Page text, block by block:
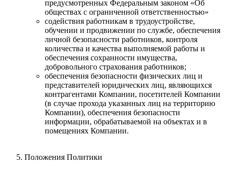
предусмотренных Федеральным законом «Об
обществах с ограниченной ответственностью»
содействия работникам в трудоустройстве,
обучении и продвижении по службе, обеспечения
личной безопасности работников, контроля
количества и качества выполняемой работы и
обеспечения сохранности имущества,
добровольного страхования работников;
обеспечения безопасности физических лиц и
представителей юридических лиц, являющихся
контрагентами Компании, посетителей Компании
(в случае прохода указанных лиц на территорию
Компании), обеспечения безопасности
информации, обрабатываемой на объектах и в
помещениях Компании.
Положения Политики